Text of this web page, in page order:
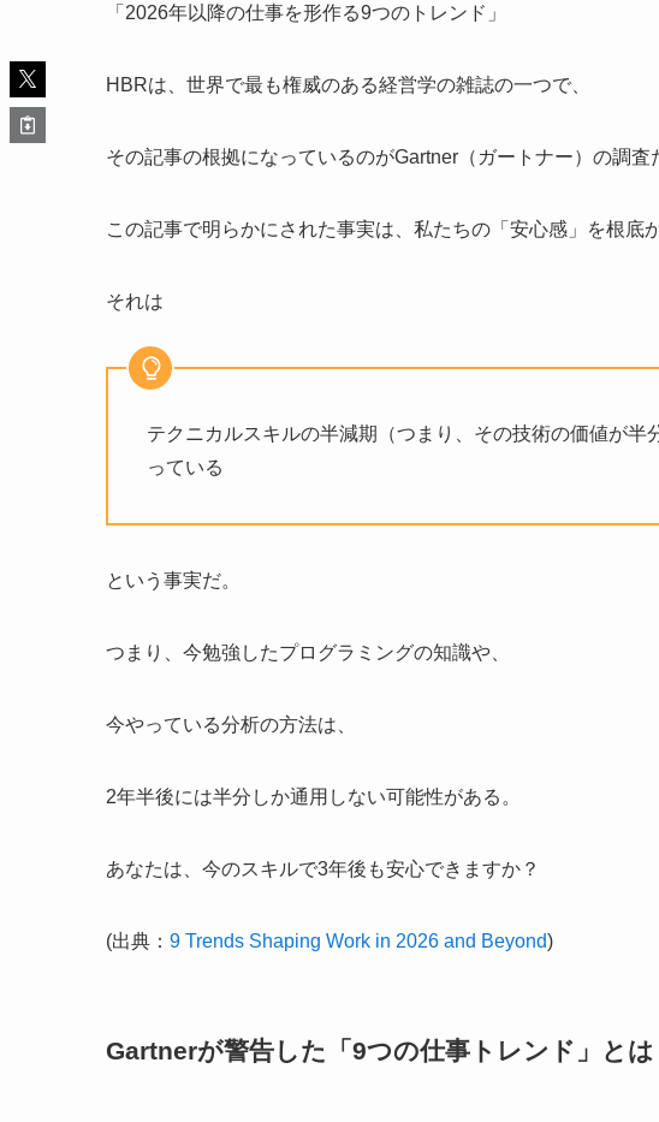
「2026年以降の仕事を形作る9つのトレンド」
HBRは、世界で最も権威のある経営学の雑誌の一つで、
その記事の根拠になっているのがGartner（ガートナー）の調査
この記事で明らかにされた事実は、私たちの「安心感」を根底
それは
テクニカルスキルの半減期（つまり、その技術の価値が
っている
という事実だ。
つまり、今勉強したプログラミングの知識や、
今やっている分析の方法は、
2年半後には半分しか通用しない可能性がある。
あなたは、今のスキルで3年後も安心できますか？
(出典： 9 Trends Shaping Work in 2026 and Beyond)
Gartnerが警告した「9つの仕事トレンド」とは